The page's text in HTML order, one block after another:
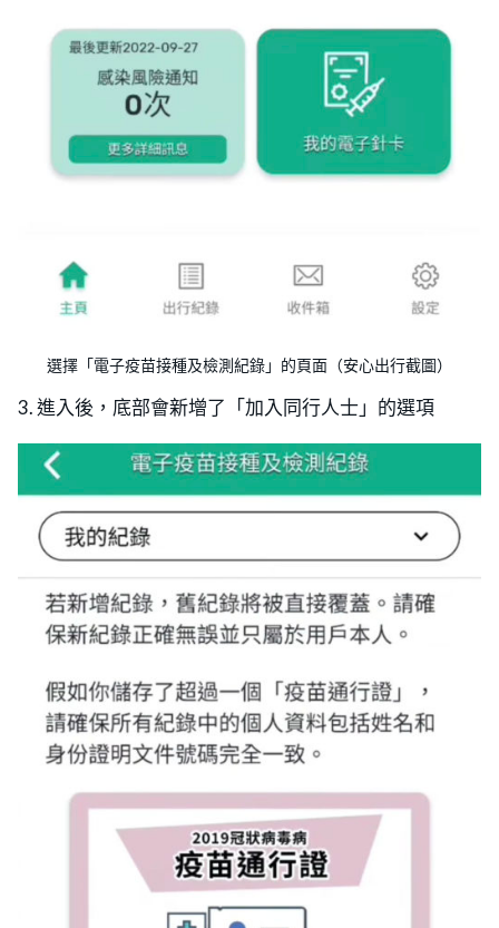
選擇「電子疫苗接種及檢測紀錄」的頁面（安心出行截圖）
3. 進入後，底部會新增了「加入同行人士」的選項